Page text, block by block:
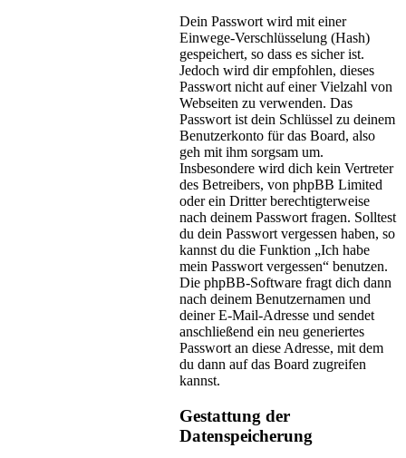
Dein Passwort wird mit einer
Einwege-Verschlüsselung (Hash)
gespeichert, so dass es sicher ist.
Jedoch wird dir empfohlen, dieses
Passwort nicht auf einer Vielzahl von
Webseiten zu verwenden. Das
Passwort ist dein Schlüssel zu deinem
Benutzerkonto für das Board, also
geh mit ihm sorgsam um.
Insbesondere wird dich kein Vertreter
des Betreibers, von phpBB Limited
oder ein Dritter berechtigterweise
nach deinem Passwort fragen. Solltest
du dein Passwort vergessen haben, so
kannst du die Funktion „Ich habe
mein Passwort vergessen“ benutzen.
Die phpBB-Software fragt dich dann
nach deinem Benutzernamen und
deiner E-Mail-Adresse und sendet
anschließend ein neu generiertes
Passwort an diese Adresse, mit dem
du dann auf das Board zugreifen
kannst.
Gestattung der
Datenspeicherung